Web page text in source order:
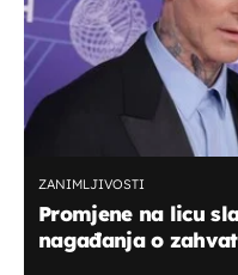
ZANIMLJIVOSTI
Promjene na licu
nagađanja o